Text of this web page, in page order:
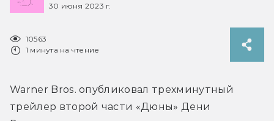
30 июня 2023 г.
10563
1 минута на чтение
Warner Bros. опубликовал трехминутный
трейлер второй части «Дюны» Дени